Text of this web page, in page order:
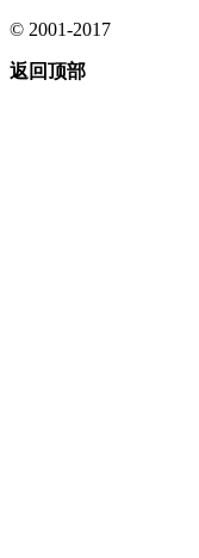
© 2001-2017
返回顶部